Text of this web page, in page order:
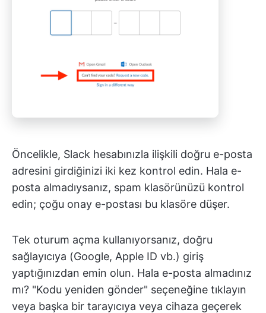
Öncelikle, Slack hesabınızla ilişkili doğru e-posta
adresini girdiğinizi iki kez kontrol edin. Hala e-
posta almadıysanız, spam klasörünüzü kontrol
edin; çoğu onay e-postası bu klasöre düşer.
Tek oturum açma kullanıyorsanız, doğru
sağlayıcıya (Google, Apple ID vb.) giriş
yaptığınızdan emin olun. Hala e-posta almadınız
mı? "Kodu yeniden gönder" seçeneğine tıklayın
veya başka bir tarayıcıya veya cihaza geçerek